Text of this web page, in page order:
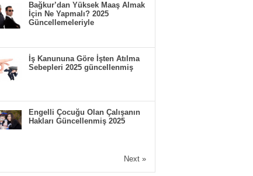
Bağkur’dan Yüksek Maaş Almak
İçin Ne Yapmalı? 2025
Güncellemeleriyle
İş Kanununa Göre İşten Atılma
Sebepleri 2025 güncellenmiş
Engelli Çocuğu Olan Çalışanın
Hakları Güncellenmiş 2025
Next »